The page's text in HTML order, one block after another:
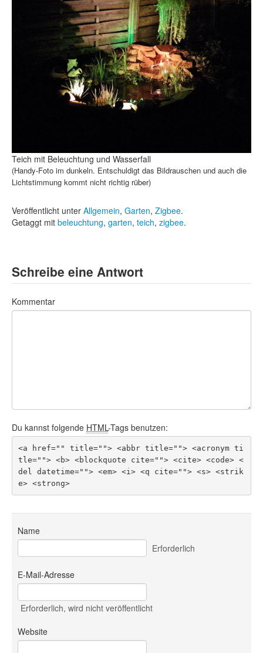
Teich mit Beleuchtung und Wasserfall
(Handy-Foto im dunkeln. Entschuldigt das Bildrauschen und auch die
Lichtstimmung kommt nicht richtig rüber)
Veröffentlicht unter Allgemein, Garten, Zigbee.
Getaggt mit beleuchtung, garten, teich, zigbee.
Schreibe eine Antwort
Kommentar
Du kannst folgende HTML-Tags benutzen:
<a href="" title=""> <abbr title=""> <acronym ti
tle=""> <b> <blockquote cite=""> <cite> <code> <
del datetime=""> <em> <i> <q cite=""> <s> <strik
e> <strong>
Name
Erforderlich
E-Mail-Adresse
Erforderlich, wird nicht veröffentlicht
Website